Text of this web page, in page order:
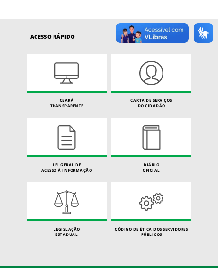
ACESSO RÁPIDO
CEARÁ
TRANSPARENTE
CARTA DE SERVIÇOS
DO CIDADÃO
LEI GERAL DE
ACESSO À INFORMAÇÃO
DIÁRIO
OFICIAL
LEGISLAÇÃO
ESTADUAL
CÓDIGO DE ÉTICA DOS SERVIDORES
PÚBLICOS